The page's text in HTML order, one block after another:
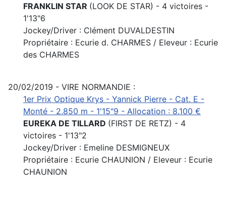
FRANKLIN STAR (LOOK DE STAR) - 4 victoires -
1'13"6
Jockey/Driver : Clément DUVALDESTIN
Propriétaire : Ecurie d. CHARMES / Eleveur : Ecurie
des CHARMES
20/02/2019 - VIRE NORMANDIE :
1er Prix Optique Krys - Yannick Pierre - Cat. E -
Monté - 2.850 m - 1'15"9 - Allocation : 8.100 €
EUREKA DE TILLARD (FIRST DE RETZ) - 4
victoires - 1'13"2
Jockey/Driver : Emeline DESMIGNEUX
Propriétaire : Ecurie CHAUNION / Eleveur : Ecurie
CHAUNION